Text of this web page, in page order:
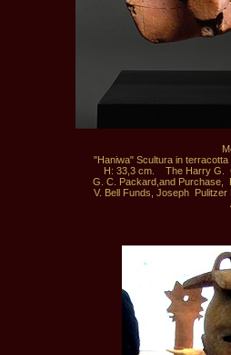
"Haniwa" Scultura in
H: 33,3 cm.    The Harry G.
G. C. Packard,and Purchase,
V. Bell Funds, Joseph